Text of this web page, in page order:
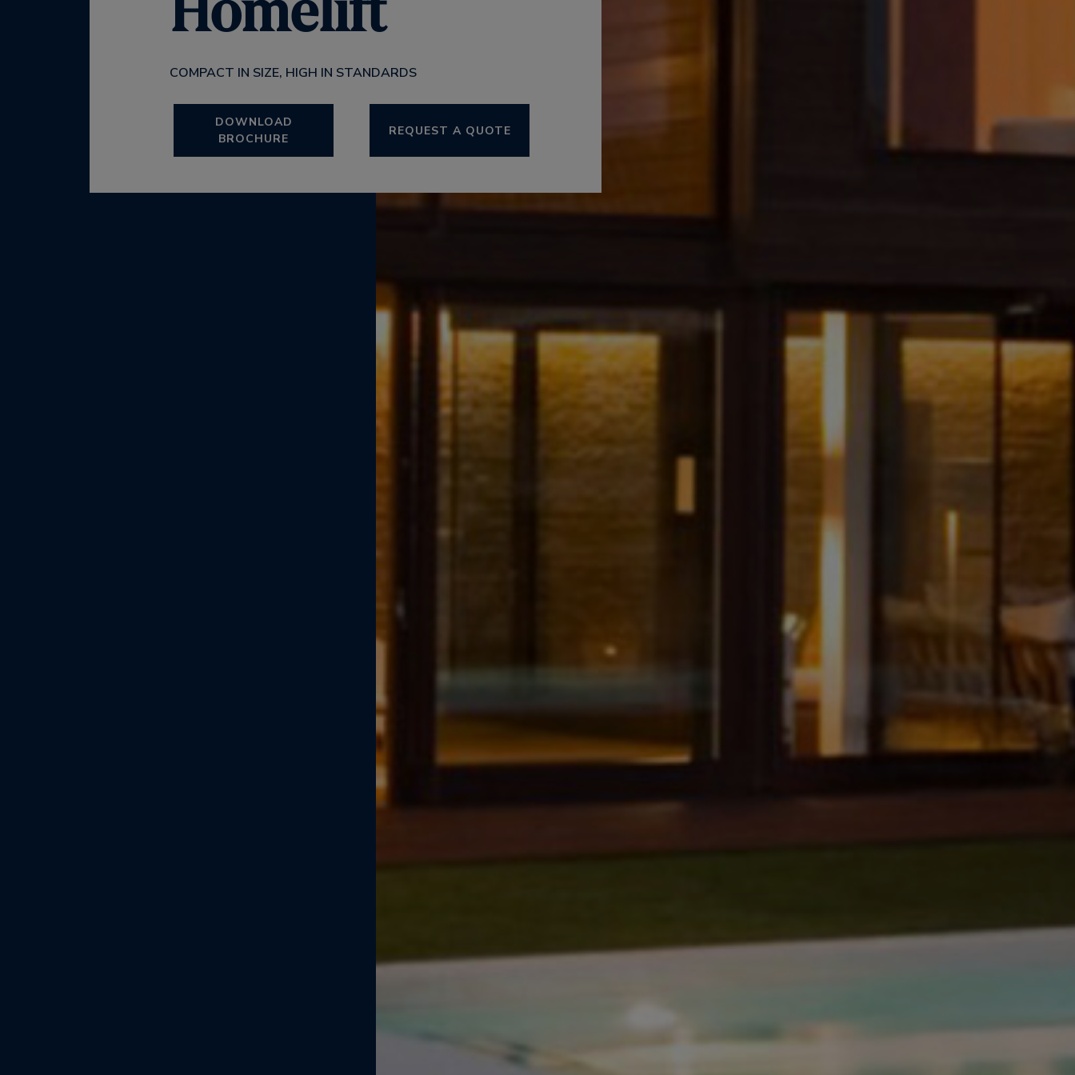
COMPACT IN SIZE, HIGH IN STANDARDS
DOWNLOAD
BROCHURE
REQUEST A QUOTE